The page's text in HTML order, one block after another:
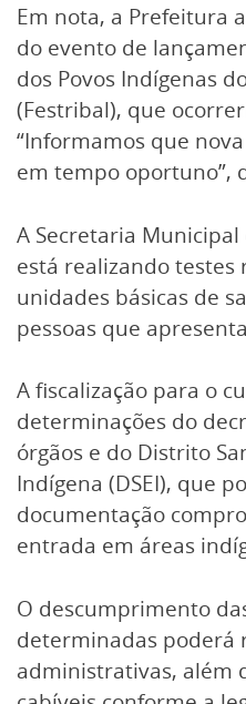
Em nota, a Prefeitura
do evento de
dos Povos Indígenas
(Festribal), que
“Informamos que
em tempo oportuno”,
A Secretaria
está realizando testes
unidades básicas de
pessoas que
A fiscalização para o
determinações do
órgãos e do Distrito
Indígena (DSEI), que
documentação
entrada em áreas
O descumprimento
determinadas poderá
administrativas, além